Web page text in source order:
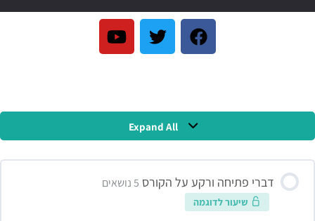
Expand All
דברי פתיחה ורקע על הקורס 5 נושאים
שיעור לדוגמה